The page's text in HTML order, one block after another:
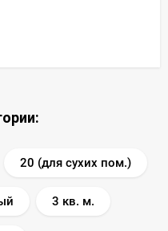
20 (для сухих пом.)
3 кв. м.